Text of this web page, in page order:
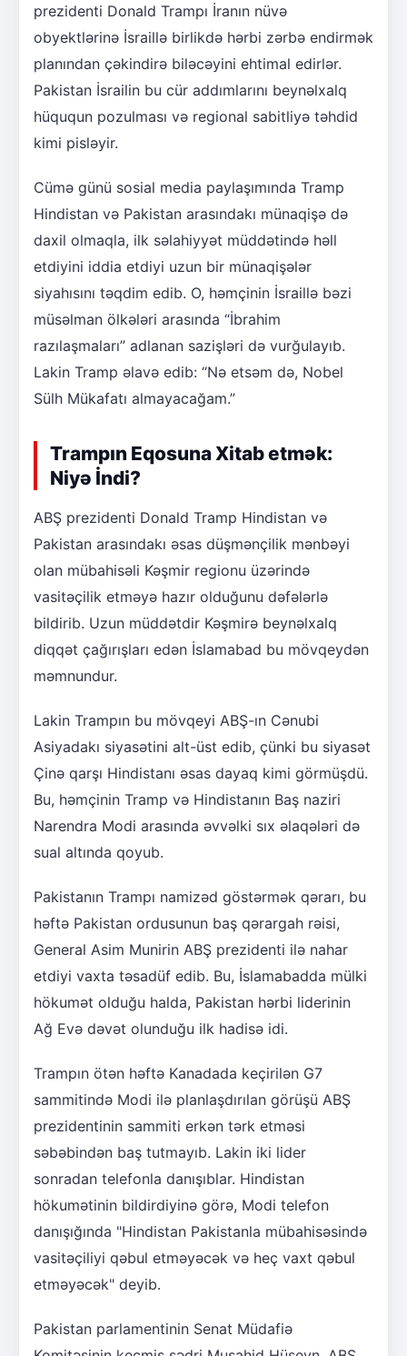
prezidenti Donald Trampı İranın nüvə
obyektlərinə İsraillə birlikdə hərbi zərbə endirmək
planından çəkindirə biləcəyini ehtimal edirlər.
Pakistan İsrailin bu cür addımlarını beynəlxalq
hüququn pozulması və regional sabitliyə təhdid
kimi pisləyir.
Cümə günü sosial media paylaşımında Tramp
Hindistan və Pakistan arasındakı münaqişə də
daxil olmaqla, ilk səlahiyyət müddətində həll
etdiyini iddia etdiyi uzun bir münaqişələr
siyahısını təqdim edib. O, həmçinin İsraillə bəzi
müsəlman ölkələri arasında “İbrahim
razılaşmaları” adlanan sazişləri də vurğulayıb.
Lakin Tramp əlavə edib: “Nə etsəm də, Nobel
Sülh Mükafatı almayacağam.”
Trampın Eqosuna Xitab etmək:
Niyə İndi?
ABŞ prezidenti Donald Tramp Hindistan və
Pakistan arasındakı əsas düşmənçilik mənbəyi
olan mübahisəli Kəşmir regionu üzərində
vasitəçilik etməyə hazır olduğunu dəfələrlə
bildirib. Uzun müddətdir Kəşmirə beynəlxalq
diqqət çağırışları edən İslamabad bu mövqeydən
məmnundur.
Lakin Trampın bu mövqeyi ABŞ-ın Cənubi
Asiyadakı siyasətini alt-üst edib, çünki bu siyasət
Çinə qarşı Hindistanı əsas dayaq kimi görmüşdü.
Bu, həmçinin Tramp və Hindistanın Baş naziri
Narendra Modi arasında əvvəlki sıx əlaqələri də
sual altında qoyub.
Pakistanın Trampı namizəd göstərmək qərarı, bu
həftə Pakistan ordusunun baş qərargah rəisi,
General Asim Munirin ABŞ prezidenti ilə nahar
etdiyi vaxta təsadüf edib. Bu, İslamabadda mülki
hökumət olduğu halda, Pakistan hərbi liderinin
Ağ Evə dəvət olunduğu ilk hadisə idi.
Trampın ötən həftə Kanadada keçirilən G7
sammitində Modi ilə planlaşdırılan görüşü ABŞ
prezidentinin sammiti erkən tərk etməsi
səbəbindən baş tutmayıb. Lakin iki lider
sonradan telefonla danışıblar. Hindistan
hökumətinin bildirdiyinə görə, Modi telefon
danışığında "Hindistan Pakistanla mübahisəsində
vasitəçiliyi qəbul etməyəcək və heç vaxt qəbul
etməyəcək" deyib.
Pakistan parlamentinin Senat Müdafiə